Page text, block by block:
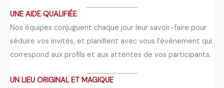
UNE AIDE QUALIFIÉE
Nos équipes conjuguent chaque jour leur savoir-faire pour
séduire vos invités, et planifient avec vous l’événement qui
correspond aux profils et aux attentes de vos participants.
UN LIEU ORIGINAL ET MAGIQUE